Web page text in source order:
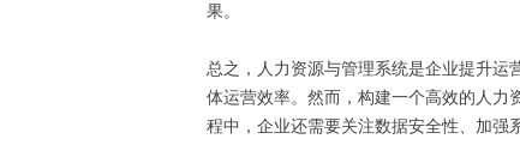
果。
总之，人力资源与管理系统是企业提升运
体运营效率。然而，构建一个高效的人力
程中，企业还需要关注数据安全性、加强